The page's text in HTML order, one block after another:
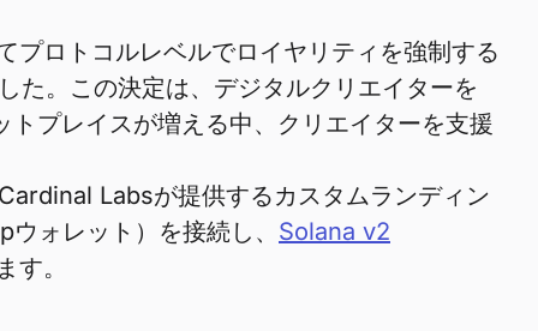
プロトコルレベルでロイヤリティを強制する
た。この決定は、デジタルクリエイターを
プレイスが増える中、クリエイターを支援
Labsが提供するカスタムランディン
ォレット）を接続し、 Solana v2
す。